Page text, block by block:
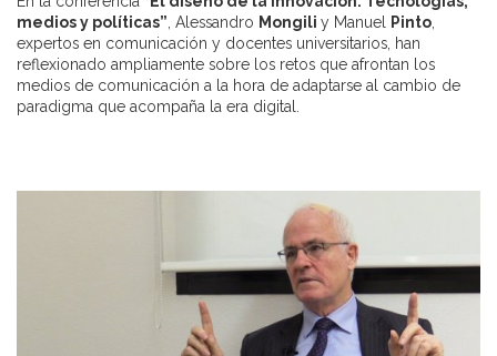
medios y políticas” , Alessandro Mongili y Manuel Pinto
expertos en comunicación y docentes universitarios, han
reflexionado ampliamente sobre los retos que afrontan los
medios de comunicación a la hora de adaptarse al cambio de
paradigma que acompaña la era digital.